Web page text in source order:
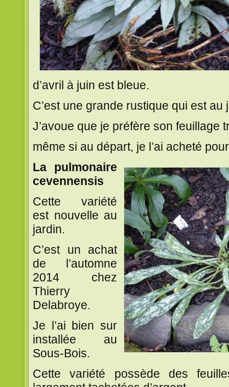
d’avril à juin est bleue.
C’est une grande rustique qui est au
J’avoue que je préfère son feuillage
même si au départ, je l’ai acheté
La pulmonaire
cevennensis
Cette variété
est nouvelle au
jardin.
C’est un achat
de l’automne
2014 chez
Thierry
Delabroye.
Je l’ai bien sur
installée au
Sous-Bois.
Cette variété possède des